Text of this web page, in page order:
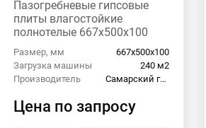
Пазогребневые гипсовые
плиты влагостойкие
полнотелые 667x500x100
СГК
Размер, мм
667х500х100
Загрузка машины
240 м2
Производитель
Самарский гипсовый комбинат
Цена по запросу